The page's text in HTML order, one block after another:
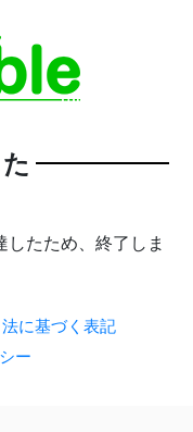
たため、終了しま
に基づく表記
ー